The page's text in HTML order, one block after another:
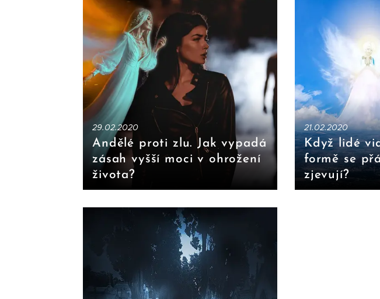
29.02.2020
Andělé proti zlu. Jak vypadá
zásah vyšší moci v ohrožení
života?
21.02.2020
Když lidé
formě se
zjevují?